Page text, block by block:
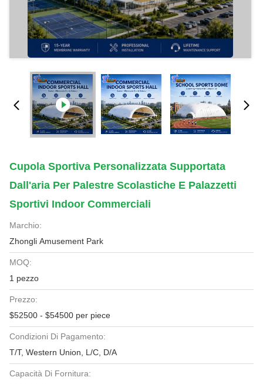
Cupola Sportiva Personalizzata Supportata
Dall'aria Per Palestre Scolastiche E Palazzetti
Sportivi Indoor Commerciali
Marchio:
Zhongli Amusement Park
MOQ:
1 pezzo
Prezzo:
$52500 - $54500 per piece
Condizioni Di Pagamento:
T/T, Western Union, L/C, D/A
Capacità Di Fornitura: